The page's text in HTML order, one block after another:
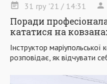
31 гру '21 / 14:31
Поради
кататися на
Інструктор
розповідає, як відчувати